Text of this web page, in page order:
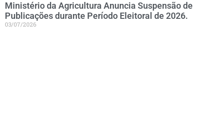
Ministério da Agricultura Anuncia Suspensão de
Publicações durante Período Eleitoral de 2026.
03/07/2026